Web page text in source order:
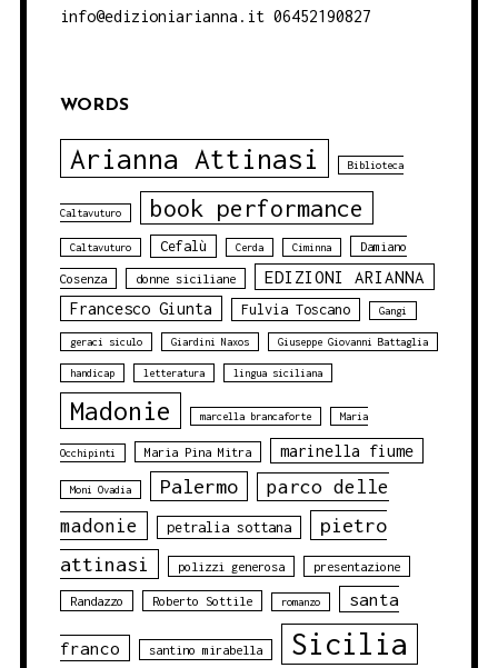
info@edizioniarianna.it 06452190827
WORDS
Arianna Attinasi Biblioteca
Caltavuturo book performance
Caltavuturo Cefalù Cerda Ciminna Damiano
Cosenza donne siciliane EDIZIONI ARIANNA
Francesco Giunta Fulvia Toscano Gangi
geraci siculo Giardini Naxos Giuseppe Giovanni Battaglia
handicap letteratura lingua siciliana
Madonie marcella brancaforte Maria
Occhipinti Maria Pina Mitra marinella fiume
Moni Ovadia Palermo
parco delle
madonie
petralia sottana
pietro
attinasi
polizzi generosa presentazione
Randazzo Roberto Sottile romanzo santa
franco santino mirabella Sicilia